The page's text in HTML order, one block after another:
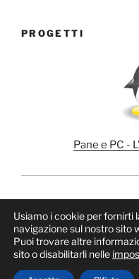
PROGETTI
Pane e PC -
Proudly powered by
Usiamo i cookie per fornirti
navigazione sul nostro sito
Puoi trovare altre
sito o disabilitarli nelle